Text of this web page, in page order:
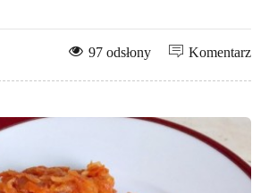
Komentarz
97 odsłony